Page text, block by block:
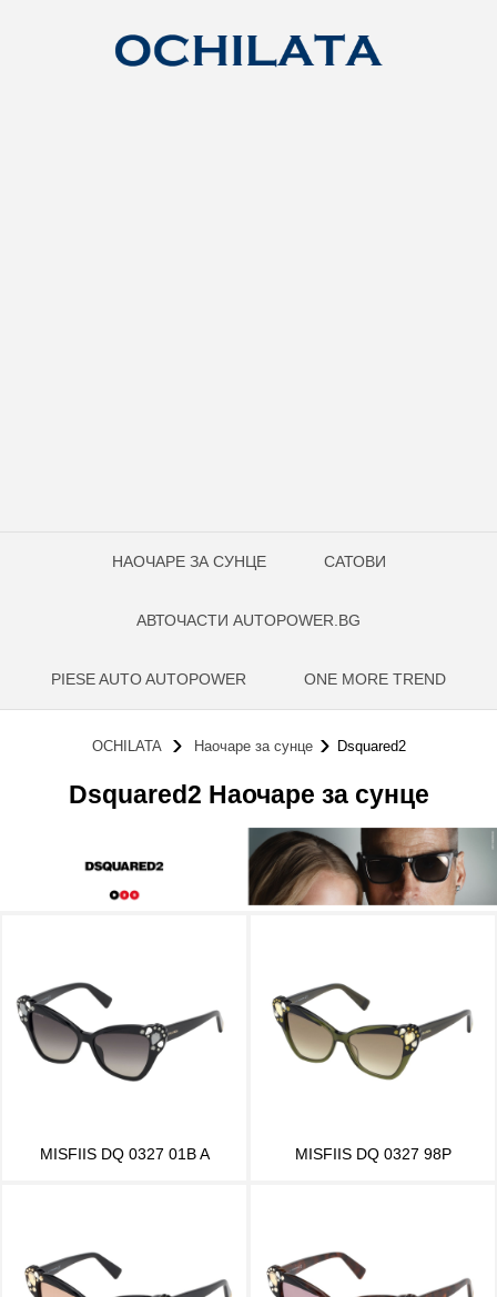
НАОЧАРЕ ЗА СУНЦЕ САТОВИ
АВТОЧАСТИ AUTOPOWER.BG
PIESE AUTO AUTOPOWER ONE MORE TREND
OCHILATA Наочаре за сунце Dsquared2
Dsquared2 Наочаре за сунце
MISFIIS DQ 0327 01B A MISFIIS DQ 0327 98P